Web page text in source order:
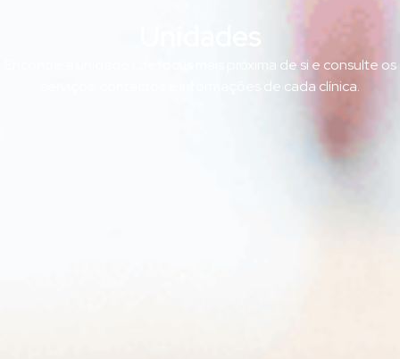
Encontre a unidade Lifefocus mais próxima de si e consulte os
serviços, contactos e informações de cada clínica.